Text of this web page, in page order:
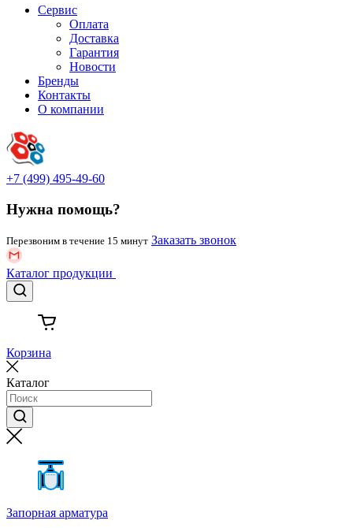
Сервис
Оплата
Доставка
Гарантия
Новости
Бренды
Контакты
О компании
+7 (499) 495-49-60
Нужна помощь?
Перезвоним в течение 15 минут Заказать звонок
Каталог продукции
Корзина
Каталог
Запорная арматура